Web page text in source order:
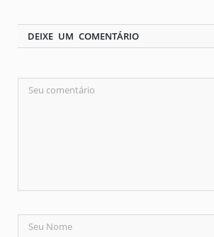
DEIXE UM COMENTÁRIO